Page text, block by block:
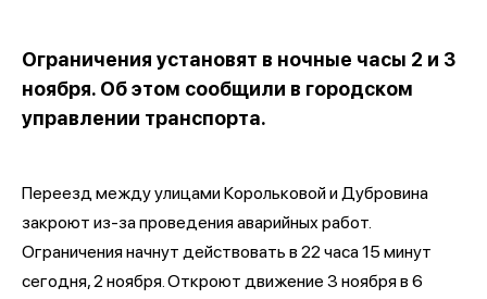
Ограничения установят в ночные часы 2 и 3
ноября. Об этом сообщили в городском
управлении транспорта.
Переезд между улицами Корольковой и Дубровина
закроют из-за проведения аварийных работ.
Ограничения начнут действовать в 22 часа 15 минут
сегодня, 2 ноября. Откроют движение 3 ноября в 6